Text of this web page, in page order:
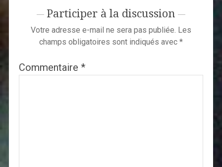
Participer à la discussion
Votre adresse e-mail ne sera pas publiée. Les
champs obligatoires sont indiqués avec *
Commentaire *